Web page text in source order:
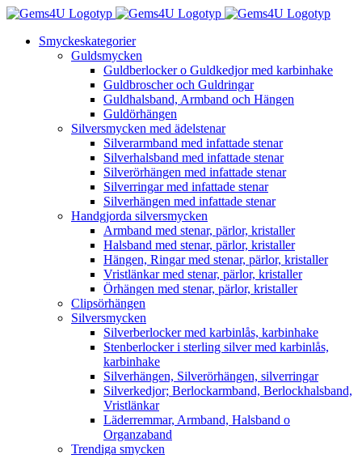
Fortsätt
innehålletSmyckeskategorier
Guldsmycken
Guldberlocker o Guldkedjor med karbinhake
Guldbroscher och Guldringar
Guldhalsband, Armband och Hängen
Guldörhängen
Silversmycken med ädelstenar
Silverarmband med infattade stenar
Silverhalsband med infattade stenar
Silverörhängen med infattade stenar
Silverringar med infattade stenar
Silverhängen med infattade stenar
Handgjorda silversmycken
Armband med stenar, pärlor, kristaller
Halsband med stenar, pärlor, kristaller
Hängen, Ringar med stenar, pärlor, kristaller
Vristlänkar med stenar, pärlor, kristaller
Örhängen med stenar, pärlor, kristaller
Clipsörhängen
Silversmycken
Silverberlocker med karbinlås, karbinhake
Stenberlocker i sterling silver med karbinlås,
karbinhake
Silverhängen, Silverörhängen, silverringar
Silverkedjor; Berlockarmband, Berlockhalsband,
Vristlänkar
Läderremmar, Armband, Halsband o
Organzaband
Trendiga smycken